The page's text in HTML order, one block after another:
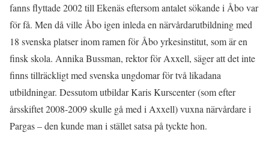
fanns flyttade 2002 till Ekenäs eftersom antalet sökande i Åbo var
för få. Men då ville Åbo igen inleda en närvårdarutbildning med
18 svenska platser inom ramen för Åbo yrkesinstitut, som är en
finsk skola. Annika Bussman, rektor för Axxell, säger att det inte
finns tillräckligt med svenska ungdomar för två likadana
utbildningar. Dessutom utbildar Karis Kurscenter (som efter
årsskiftet 2008-2009 skulle gå med i Axxell) vuxna närvårdare i
Pargas – den kunde man i stället satsa på tyckte hon.